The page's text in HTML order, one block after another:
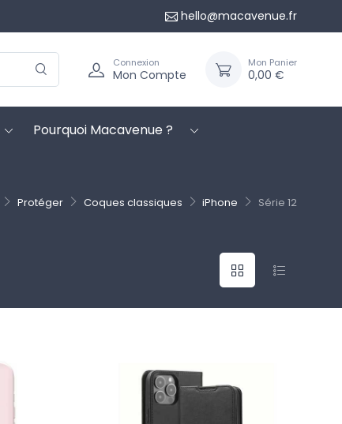
hello@macavenue.fr
Connexion
Mon Compte
Mon Panier
0,00 €
Pourquoi Macavenue ?
Protéger Coques classiques iPhone Série 12